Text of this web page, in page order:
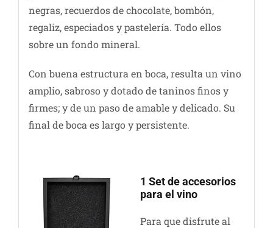
negras, recuerdos de chocolate, bombón,
regaliz, especiados y pastelería. Todo ellos
sobre un fondo mineral.
Con buena estructura en boca, resulta un vino
amplio, sabroso y dotado de taninos finos y
firmes; y de un paso de amable y delicado. Su
final de boca es largo y persistente.
1 Set de accesorios
para el vino
Para que disfrute al